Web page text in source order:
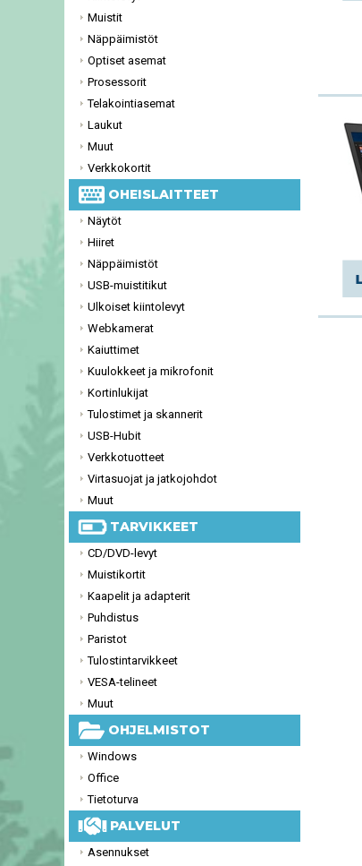
Muistit
Näppäimistöt
Optiset asemat
Prosessorit
Telakointiasemat
Laukut
Muut
Verkkokortit
OHEISLAITTEET
Näytöt
Hiiret
Näppäimistöt
USB-muistitikut
Ulkoiset kiintolevyt
Webkamerat
Kaiuttimet
Kuulokkeet ja mikrofonit
Kortinlukijat
Tulostimet ja skannerit
USB-Hubit
Verkkotuotteet
Virtasuojat ja jatkojohdot
Muut
TARVIKKEET
CD/DVD-levyt
Muistikortit
Kaapelit ja adapterit
Puhdistus
Paristot
Tulostintarvikkeet
VESA-telineet
Muut
OHJELMISTOT
Windows
Office
Tietoturva
PALVELUT
Asennukset